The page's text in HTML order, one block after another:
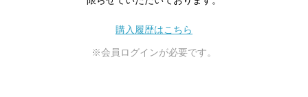
購入履歴はこちら
※会員ログインが必要です。